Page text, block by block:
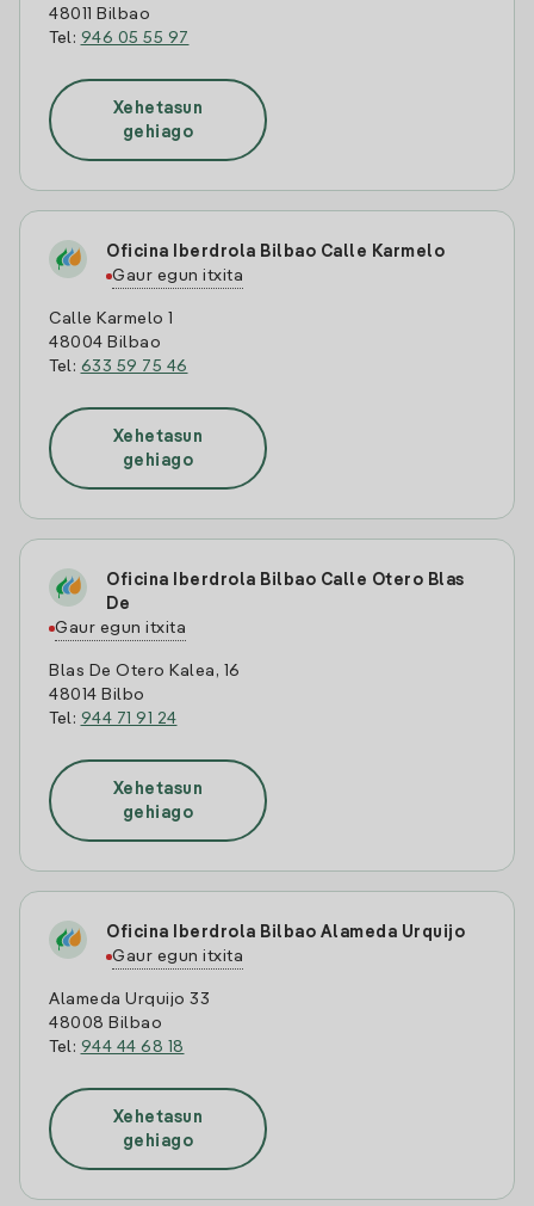
48011 Bilbao
Tel: 946 05 55 97
Xehetasun
gehiago
Oficina Iberdrola Bilbao Calle Karmelo
Gaur egun itxita
Calle Karmelo 1
48004 Bilbao
Tel: 633 59 75 46
Xehetasun
gehiago
Oficina Iberdrola Bilbao Calle Otero Blas
De
Gaur egun itxita
Blas De Otero Kalea, 16
48014 Bilbo
Tel: 944 71 91 24
Xehetasun
gehiago
Oficina Iberdrola Bilbao Alameda Urquijo
Gaur egun itxita
Alameda Urquijo 33
48008 Bilbao
Tel: 944 44 68 18
Xehetasun
gehiago